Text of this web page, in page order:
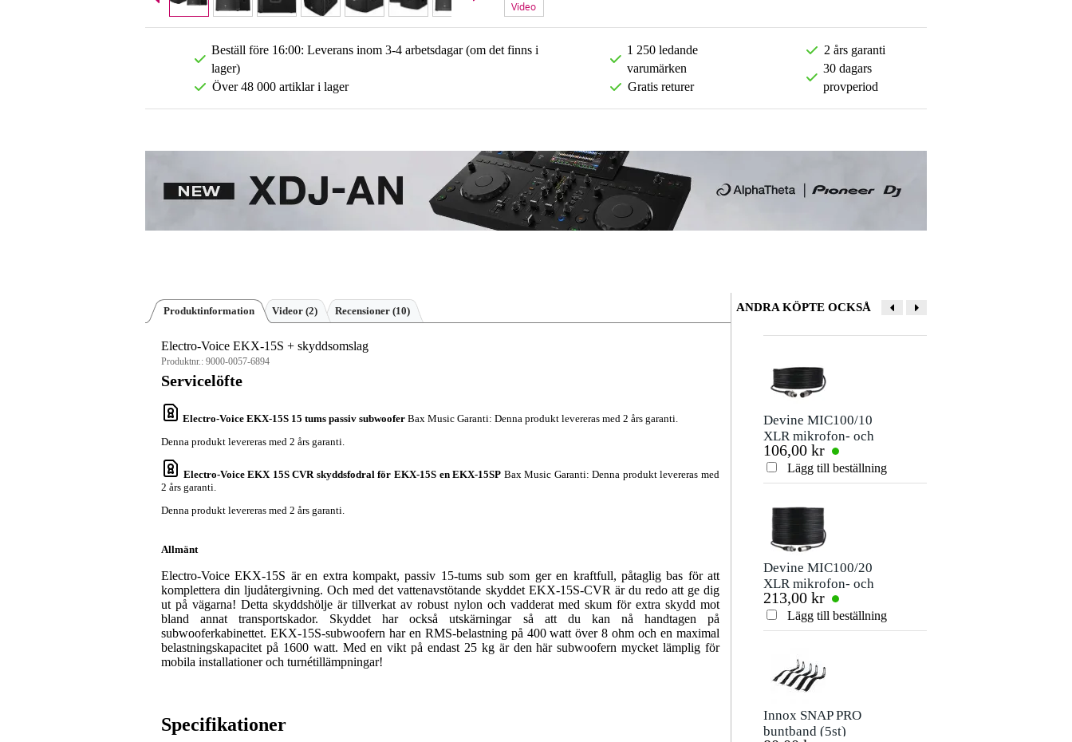
Video
Beställ före 16:00: Leverans inom 3-4 arbetsdagar (om det finns i
lager)
Över 48 000 artiklar i lager
1 250 ledande
varumärken
Gratis returer
2 års garanti
30 dagars
provperiod
Produktinformation Videor (2) Recensioner (10)
Electro-Voice EKX-15S + skyddsomslag
Produktnr.: 9000-0057-6894
Servicelöfte
Electro-Voice EKX-15S 15 tums passiv subwoofer Bax Music Garanti: Denna produkt levereras med 2 års garanti.
Denna produkt levereras med 2 års garanti.
Electro-Voice EKX 15S CVR skyddsfodral för EKX-15S en EKX-15SP Bax Music Garanti: Denna produkt levereras med
2 års garanti.
Denna produkt levereras med 2 års garanti.
Allmänt
Electro-Voice EKX-15S är en extra kompakt, passiv 15-tums sub som ger en kraftfull, påtaglig bas för att
komplettera din ljudåtergivning. Och med det vattenavstötande skyddet EKX-15S-CVR är du redo att ge dig
ut på vägarna! Detta skyddshölje är tillverkat av robust nylon och vadderat med skum för extra skydd mot
bland annat transportskador. Skyddet har också utskärningar så att du kan nå handtagen på
subwooferkabinettet. EKX-15S-subwoofern har en RMS-belastning på 400 watt över 8 ohm och en maximal
belastningskapacitet på 1600 watt. Med en vikt på endast 25 kg är den här subwoofern mycket lämplig för
mobila installationer och turnétillämpningar!
Specifikationer
ANDRA KÖPTE OCKSÅ
Devine MIC100/10
XLR mikrofon- och
signalkabel 10
meter
106,00 kr
Lägg till beställning
Devine MIC100/20
XLR mikrofon- och
signalkabel 20
meter
213,00 kr
Lägg till beställning
Innox SNAP PRO
buntband (5st)